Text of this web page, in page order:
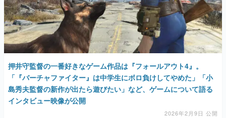
押井守監督の一番好きなゲーム作品は『フォールアウト4』。
「『バーチャファイター』は中学生にボロ負けしてやめた」「小
島秀夫監督の新作が出たら遊びたい」など、ゲームについて語る
インタビュー映像が公開
2026年2月9日 公開